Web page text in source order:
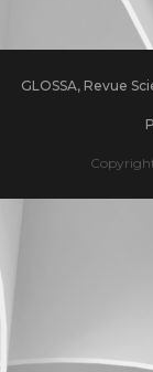
GLOSSA, Revue